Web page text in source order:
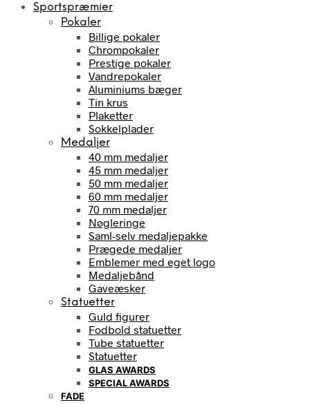
Sportspræmier
Pokaler
Billige pokaler
Chrompokaler
Prestige pokaler
Vandrepokaler
Aluminiums bæger
Tin krus
Plaketter
Sokkelplader
Medaljer
40 mm medaljer
45 mm medaljer
50 mm medaljer
60 mm medaljer
70 mm medaljer
Nøgleringe
Saml-selv medaljepakke
Prægede medaljer
Emblemer med eget logo
Medaljebånd
Gaveæsker
Statuetter
Guld figurer
Fodbold statuetter
Tube statuetter
Statuetter
GLAS AWARDS
SPECIAL AWARDS
FADE